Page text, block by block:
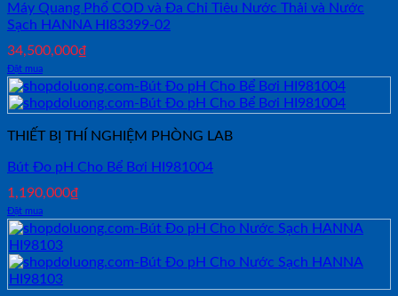
Máy Quang Phổ COD và Đa Chỉ Tiêu Nước Thải và Nước
Sạch HANNA HI83399-02
34,500,000₫
Đặt mua
THIẾT BỊ THÍ NGHIỆM PHÒNG LAB
Bút Đo pH Cho Bể Bơi HI981004
1,190,000₫
Đặt mua